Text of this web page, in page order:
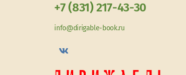
+7 (831) 217-43-30
info@dirigable-book.ru